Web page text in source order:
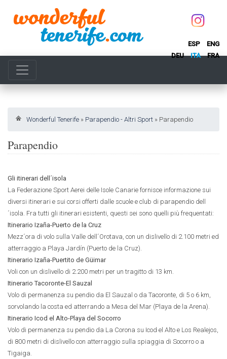
ESP
ENG
DEU
ITA FRA
Wonderful Tenerife » Parapendio - Altri Sport » Parapendio
Parapendio
Gli itinerari dell´isola
La Federazione Sport Aerei delle Isole Canarie fornisce informazione sui
diversi itinerari e sui corsi offerti dalle scuole e club di parapendio dell
´isola. Fra tutti gli itinerari esistenti, questi sei sono quelli più frequentati:
Itinerario Izaña-Puerto de la Cruz
Mezz´ora di volo sulla Valle dell´Orotava, con un dislivello di 2.100 metri ed
atterraggio a Playa Jardín (Puerto de la Cruz).
Itinerario Izaña-Puertito de Güimar
Voli con un dislivello di 2.200 metri per un tragitto di 13 km.
Itinerario Tacoronte-El Sauzal
Volo di permanenza su pendio da El Sauzal o da Tacoronte, di 5 o 6 km,
sorvolando la costa ed atterrando a Mesa del Mar (Playa de la Arena).
Itinerario Icod el Alto-Playa del Socorro
Volo di permanenza su pendio da La Corona su Icod el Alto e Los Realejos,
di 800 metri di dislivello con atterraggio sulla spiaggia di Socorro o a
Tigaiga.